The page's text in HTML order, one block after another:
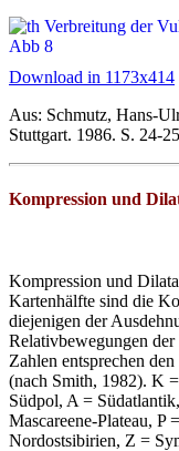
Download in 1173x414
Aus: Schmutz, Hans-
Stuttgart. 1986. S. 24-
Kompression und
Kompression und
Kartenhälfte sind die
diejenigen der
Relativbewegungen der
Zahlen entsprechen
(nach Smith, 1982). K
Südpol, A =
Mascareene-Plateau,
Nordostsibirien, Z =